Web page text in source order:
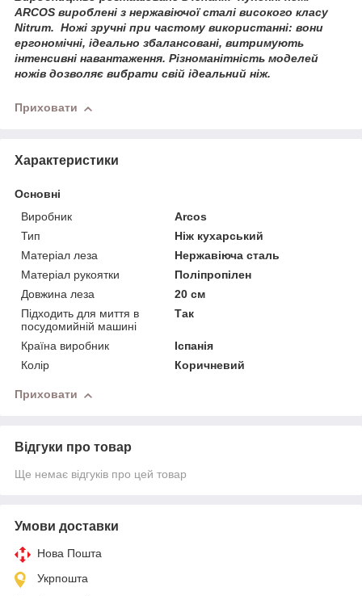
ARCOS вироблені з нержавіючої сталі високого класу
Nitrum. Ножі зручні при частому використанні: вони
ергономічні, ідеально збалансовані, витримують
інтенсивні навантаження. Різноманітність моделей
ножів дозволяє вибрати свій ідеальний ніж.
Приховати
Характеристики
Основні
Виробник
Arcos
Тип
Ніж кухарський
Матеріал леза
Нержавіюча сталь
Матеріал рукоятки
Поліпропілен
Довжина леза
20 см
Підходить для миття в
посудомийній машині
Так
Країна виробник
Іспанія
Колір
Коричневий
Приховати
Відгуки про товар
Ще немає відгуків про цей товар
Умови доставки
Нова Пошта
Укрпошта